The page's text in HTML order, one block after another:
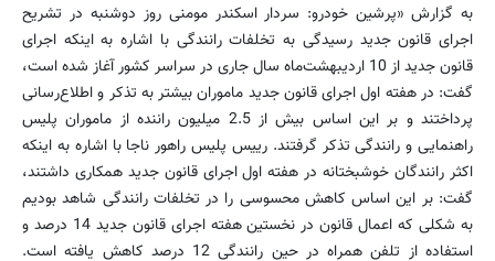
به گزارش «پرشین خودرو: سردار اسكندر مومنی روز دوشنبه در تشریح
اجرای قانون جدید رسیدگی به تخلفات رانندگی با اشاره به اینكه اجرای
قانون جدید از 10 اردیبهشت‌ماه سال جاری در سراسر كشور آغاز شده است،
گفت: در هفته اول اجرای قانون جدید ماموران بیشتر به تذكر و اطلاع‌رسانی
پرداختند و بر این اساس بیش از 2.5 میلیون راننده از ماموران پلیس
راهنمایی و رانندگی تذكر گرفتند. رییس پلیس راهور ناجا با اشاره به اینكه
اكثر رانندگان خوشبختانه در هفته اول اجرای قانون جدید همكاری داشتند،
گفت: بر این اساس كاهش محسوسی را در تخلفات رانندگی شاهد بودیم
به شكلی كه اعمال قانون در نخستین هفته اجرای قانون جدید 14 درصد و
استفاده از تلفن همراه در حین رانندگی 12 درصد كاهش یافته است.